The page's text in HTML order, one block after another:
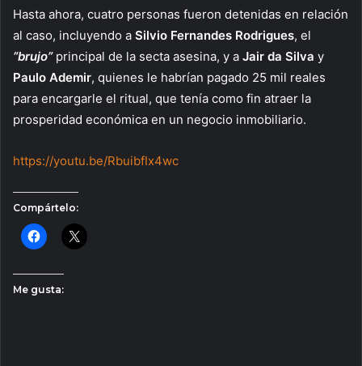
Hasta ahora, cuatro personas fueron detenidas en relación
al caso, incluyendo a Silvio Fernandes Rodrigues, el
“brujo”principal de la secta asesina, y a Jair da Silva y
Paulo Ademir, quienes le habrían pagado 25 mil reales
para encargarle el ritual, que tenía como fin atraer la
prosperidad económica en un negocio inmobiliario.
https://youtu.be/RbuibfIx4wc
Compártelo:
Me gusta: